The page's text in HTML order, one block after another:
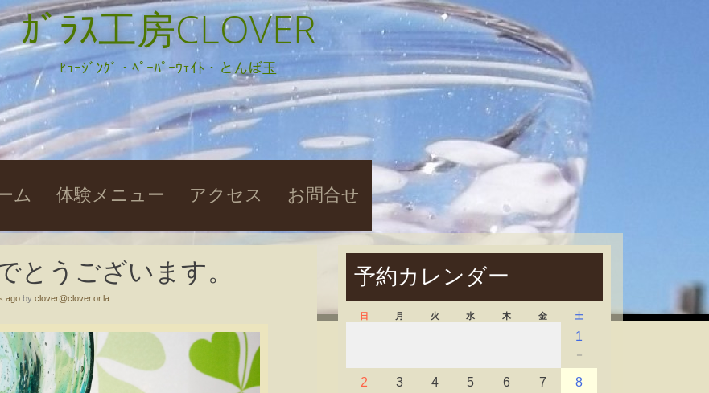
ｶﾞﾗｽ工房CLOVER
ﾋｭｰｼﾞﾝｸﾞ・ﾍﾟｰﾊﾟｰｳｪｲﾄ・とんぼ玉
ム 体験メニュー アクセス お問合せ
とうございます。
ago by clover@clover.or.la
予約カレンダー
日 月 火 水 木 金 土
1
－
2 3 4 5 6 7 8